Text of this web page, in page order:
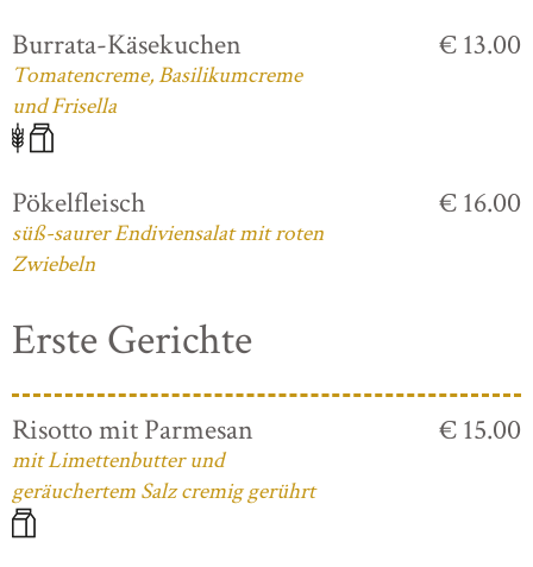
Burrata-Käsekuchen
Tomatencreme, Basilikumcreme
und Frisella
€ 13.00
Pökelfleisch
süß-saurer Endiviensalat mit roten
Zwiebeln
€ 16.00
Erste Gerichte
Risotto mit Parmesan
mit Limettenbutter und
geräuchertem Salz cremig gerührt
€ 15.00